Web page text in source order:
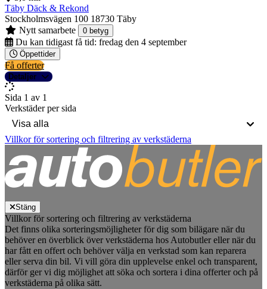
Täby Däck & Rekond
Stockholmsvägen 100 18730 Täby
Nytt samarbete
0 betyg
Du kan tidigast få tid: fredag den 4 september
Öppettider
Få offerter
Detaljer
Sida 1 av 1
Verkstäder per sida
Villkor för sortering och filtrering av verkstäderna
Stäng
Villkor för sortering och filtrering av verkstäderna
Det finns olika sorteringsmöjligheter för dig som bilägare när du
behöver en överblick över verkstäderna hos Autobutler eller när du
har fått en offert och behöver välja en verkstad som kan reparera
eller serva din bil. Vi vill göra din upplevelse enkel och transparent,
därför ger vi dig möjlighet att söka och sortera i dina offerter och på
verkstäderna på olika sätt.